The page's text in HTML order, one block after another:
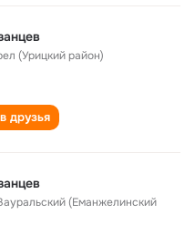
(Урицкий район)
друзья
(Еманжелинский